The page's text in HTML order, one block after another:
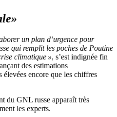
»
un plan d’urgence pour
qui remplit les poches de Poutine
climatique », s’est indignée fin
des estimations
élevées encore que les chiffres
du GNL russe apparaît très
les experts.